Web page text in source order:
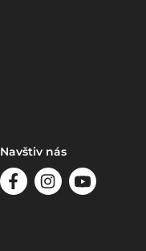
Navštiv nás